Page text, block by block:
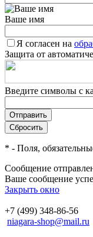
Ваше имя
Я согласен на
Защита от
Введите символы с
* - Поля,
Сообщение
Ваше сообщение
Закрыть окно
+7 (499) 348-86-56
niagara-shop@mail.ru